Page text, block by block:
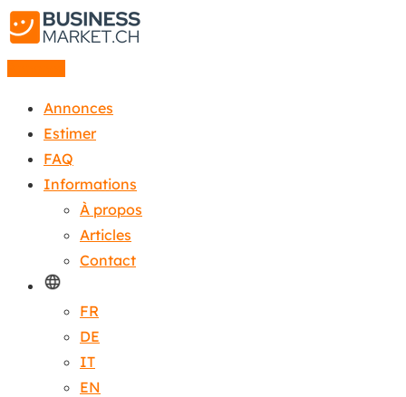
Annonces
Estimer
FAQ
Informations
À propos
Articles
Contact
FR
DE
IT
EN